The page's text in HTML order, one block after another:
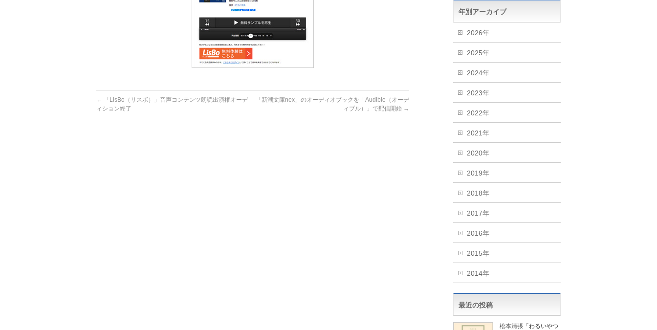
←
「LisBo（リスボ）」音声コンテンツ朗読出演権オーデ
ィション終了
「新潮文庫nex」のオーディオブックを「Audible（オーデ
ィブル）」で配信開始 →
年別アーカイブ
2026年
2025年
2024年
2023年
2022年
2021年
2020年
2019年
2018年
2017年
2016年
2015年
2014年
最近の投稿
松本清張「わるいやつ